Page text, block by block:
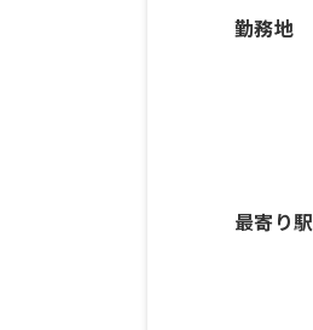
勤務地
最寄り駅